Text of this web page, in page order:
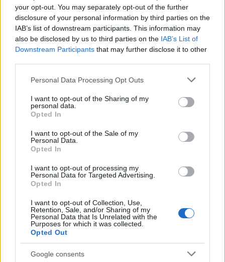
your opt-out. You may separately opt-out of the further
disclosure of your personal information by third parties on the
IAB’s list of downstream participants. This information may
also be disclosed by us to third parties on the IAB’s List of
Downstream Participants that may further disclose it to other
Please note that this website/app uses one or more Google
not limited to your visit or usage behaviour. You may click to
grant or deny consent to Google and its third-party tags to
use your data for below specified purposes in below Google
consent section.
Personal Data Processing Opt Outs
I want to opt-out of the Sharing of my
personal data.
Opted In
I want to opt-out of the Sale of my
Personal Data.
Opted In
I want to opt-out of processing my
Personal Data for Targeted Advertising.
Opted In
I want to opt-out of Collection, Use,
Retention, Sale, and/or Sharing of my
Personal Data that Is Unrelated with the
Purposes for which it was collected.
Opted Out
Google consents
Ακόμα υψηλότερη ποιότητα εξυπηρέτησης:
δέσμευση για συνεχή βελτίωση και υπέρβαση των
προσδοκιών.
Αξιοπιστία και διαφάνεια:
Εξατομικευμένη προσέγγιση:κατανόηση και
κάλυψη των μοναδικών αναγκών του πελάτη.
Αποτελεσματική διαχείριση παραπόνων:άμεση
ανταπόκριση και επίλυση προβλημάτων.